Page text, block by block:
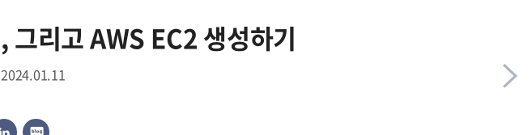
리고 AWS EC2 생성하기
2024.01.11